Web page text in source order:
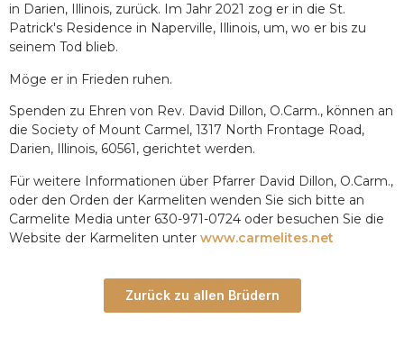
in Darien, Illinois, zurück. Im Jahr 2021 zog er in die St.
Patrick's Residence in Naperville, Illinois, um, wo er bis zu
seinem Tod blieb.
Möge er in Frieden ruhen.
Spenden zu Ehren von Rev. David Dillon, O.Carm., können an
die Society of Mount Carmel, 1317 North Frontage Road,
Darien, Illinois, 60561, gerichtet werden.
Für weitere Informationen über Pfarrer David Dillon, O.Carm.,
oder den Orden der Karmeliten wenden Sie sich bitte an
Carmelite Media unter 630-971-0724 oder besuchen Sie die
Website der Karmeliten unter www.carmelites.net
Zurück zu allen Brüdern